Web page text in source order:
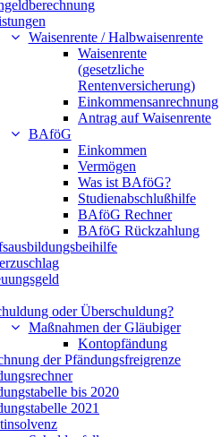
Waisenrente / Halbwaisenrente
Waisenrente
(gesetzliche
Rentenversicherung)
Einkommensanrechnung
Antrag auf Waisenrente
BAföG
Einkommen
Vermögen
Was ist BAföG?
Studienabschlußhilfe
BAföG Rechner
BAföG Rückzahlung
oder Überschuldung?
Maßnahmen der Gläubiger
Kontopfändung
der Pfändungsfreigrenze
bis 2020
2021